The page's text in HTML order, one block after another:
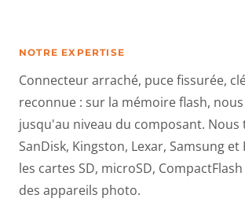
NOTRE EXPERTISE
Connecteur arraché, puce fissurée,
reconnue : sur la mémoire flash,
jusqu'au niveau du composant. Nous
SanDisk, Kingston, Lexar, Samsung et
les cartes SD, microSD,
des appareils photo.